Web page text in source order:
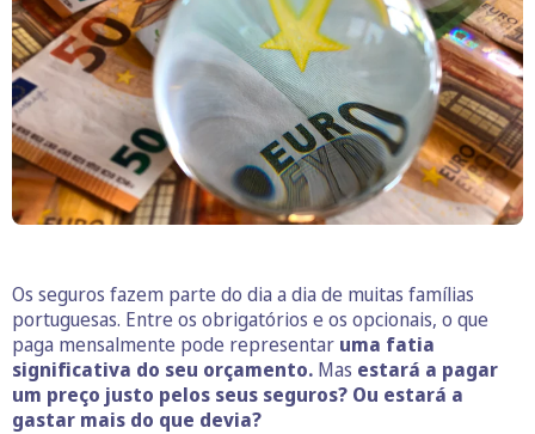
Os seguros fazem parte do dia a dia de muitas famílias
portuguesas. Entre os obrigatórios e os opcionais, o que
paga mensalmente pode representar uma fatia
significativa do seu orçamento. Mas estará a pagar
um preço justo pelos seus seguros? Ou estará a
gastar mais do que devia?